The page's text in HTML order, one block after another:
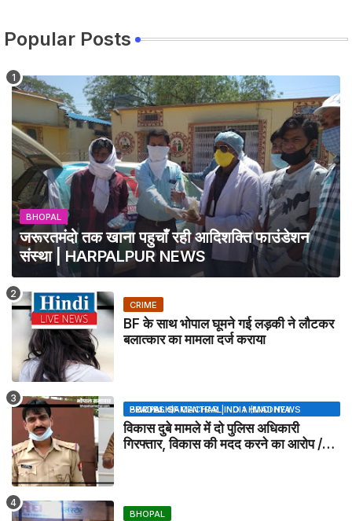
Popular Posts
BHOPAL
जरूरतमंदो तक खाना पहुचाँ रही आदिशक्ति फाउंडेशन
संस्था | HARPALPUR NEWS
CRIME
BF के साथ भोपाल घूमने गई लड़की ने लौटकर
बलात्कार का मामला दर्ज कराया
BHOPAL SAMACHAR | NO 1 HINDI NEWS PORTAL OF CENTRAL INDIA (MADHYA PRADESH)
विकास दुबे मामले में दो पुलिस अधिकारी
गिरफ्तार, विकास की मदद करने का आरोप /
BHOPAL